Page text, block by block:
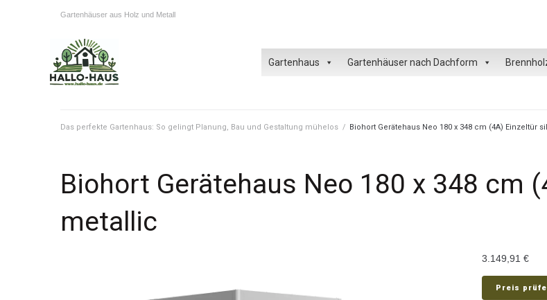
Gartenhäuser aus Holz und Metall
Gartenhaus Gartenhäuser nach Dachform
Das perfekte Gartenhaus: So gelingt Planung, Bau und Gestaltung mühelos / Biohort Gerätehaus Neo 180 x 348 cm (4A) Einzeltür
Biohort Gerätehaus Neo 180 x 348 cm
metallic
3.149,91€
Preis